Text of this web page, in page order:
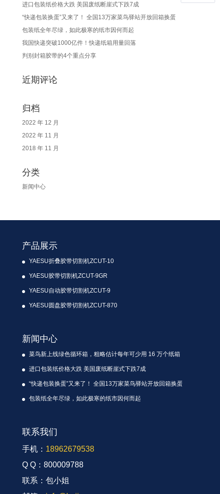
进口包装纸价格大跌 美国废纸断崖式下跌7成
“快递包装换蛋”又来了！ 全国13万家菜鸟驿站开放回箱换蛋
包装纸全年尽绿，如此极寒的纸市因何而起
我国快递突破1000亿件！快递纸箱用量回落
判别封箱胶带的4个重点分享
近期评论
归档
2022 年 12 月
2022 年 11 月
2018 年 11 月
分类
新闻中心
产品展示
YAESU折叠胶带切割机ZCUT-10
YAESU胶带切割机ZCUT-9GR
YAESU自动胶带切割机ZCUT-9
YAESU圆盘胶带切割机ZCUT-870
新闻中心
菜鸟新上线绿色循环箱，粗略估计每年可少用 16 万个纸箱
进口包装纸价格大跌 美国废纸断崖式下跌7成
“快递包装换蛋”又来了！ 全国13万家菜鸟驿站开放回箱换蛋
包装纸全年尽绿，如此极寒的纸市因何而起
联系我们
手机： 18962679538
Q Q：800009788
联系：包小姐